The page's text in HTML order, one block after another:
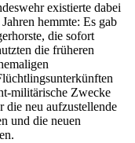
existierte dabei
hemmte: Es gab
die sofort
die früheren
militärische Zwecke
die neu aufzustellende
und die neuen